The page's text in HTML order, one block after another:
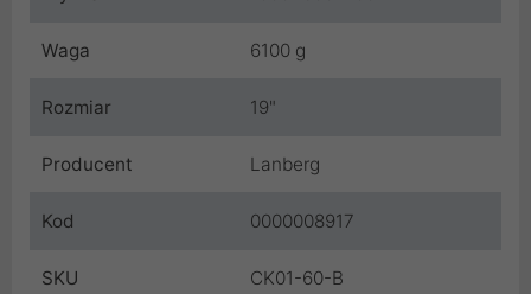
Waga 6100 g
Rozmiar 19"
Producent Lanberg
Kod 0000008917
SKU CK01-60-B